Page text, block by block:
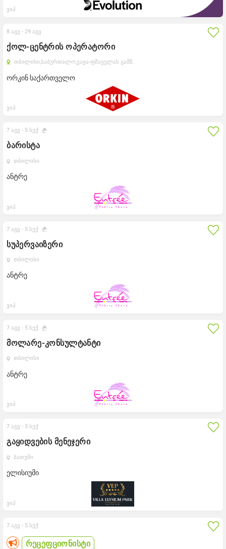
ვიპ
ქოლ-ცენტრის ოპერატორი
თბილისი,საბურთალო,ვაჟა-ფშაველას გამზ.
ორკინ საქართველო
8 აგვ -29 აგვ
ვიპ
ბარისტა
თბილისი
ანტრე
7 აგვ - 5 სექ
ვიპ
სუპერვაიზერი
თბილისი
ანტრე
7 აგვ - 5 სექ
ვიპ
მოლარე-კონსულტანტი
თბილისი
ანტრე
7 აგვ - 5 სექ
ვიპ
გაყიდვების მენეჯერი
ბათუმი
ელისიუმი
7 აგვ -3 სექ
ვიპ
რეცეფციონისტი
7 აგვ - 5 სექ